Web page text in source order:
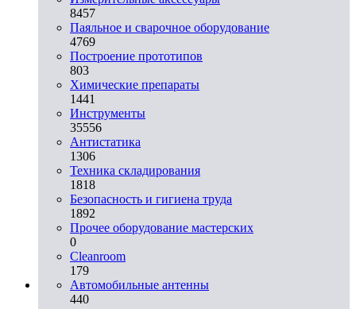
8457
Паяльное и сварочное оборудование
4769
Построение прототипов
803
Химические препараты
1441
Инструменты
35556
Aнтистатика
1306
Техника складирования
1818
Безопасность и гигиена труда
1892
Прочее оборудование мастерских
0
Cleanroom
179
Автомобильные антенны
440